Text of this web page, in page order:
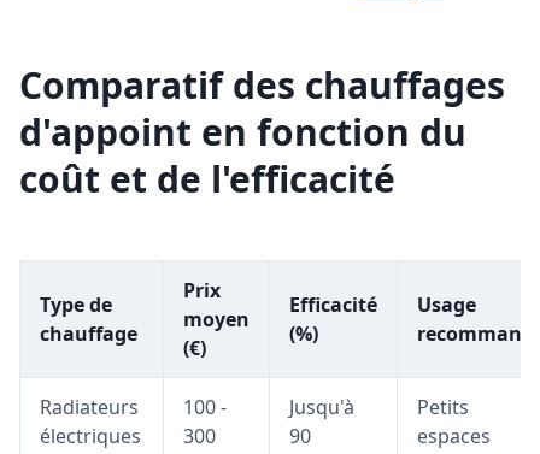
Comparatif des chauffages
d'appoint en fonction du
coût et de l'efficacité
Type de
chauffage
Prix
moyen
(€)
Efficacité
(%)
Usage
Radiateurs
électriques
100 -
300
Jusqu'à
90
Petits
espaces